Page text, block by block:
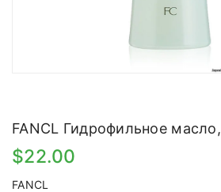
FANCL Гидрофильное
$22.00
FANCL